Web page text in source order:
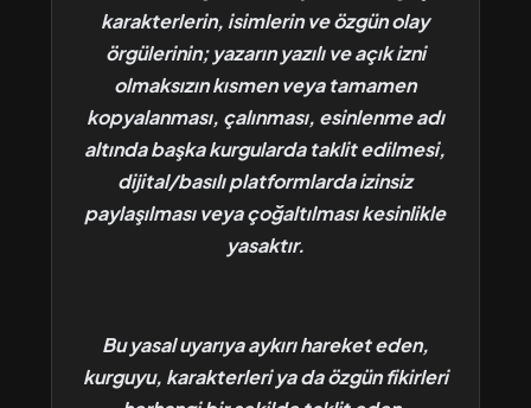
karakterlerin, isimlerin ve özgün olay
örgülerinin; yazarın yazılı ve açık izni
olmaksızın kısmen veya tamamen
kopyalanması, çalınması, esinlenme adı
altında başka kurgularda taklit edilmesi,
dijital/basılı platformlarda izinsiz
paylaşılması veya çoğaltılması kesinlikle
yasaktır.
Bu yasal uyarıya aykırı hareket eden,
kurguyu, karakterleri ya da özgün fikirleri